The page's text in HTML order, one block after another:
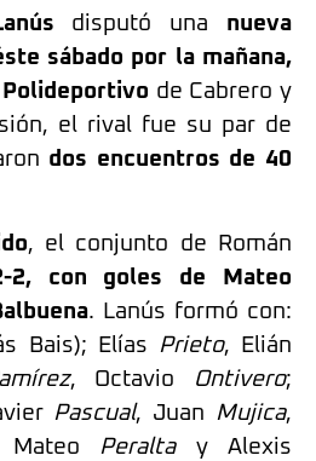
disputó una nueva
sábado por la mañana,
Polideportivo de Cabrero y
el rival fue su par de
dos encuentros de 40
, el conjunto de Román
2, con goles de Mateo
. Lanús formó con:
Bais); Elías Prieto, Elián
, Octavio Ontivero;
Pascual, Juan Mujica,
Mateo Peraltay Alexis